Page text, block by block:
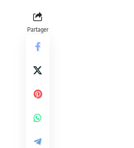
Partager